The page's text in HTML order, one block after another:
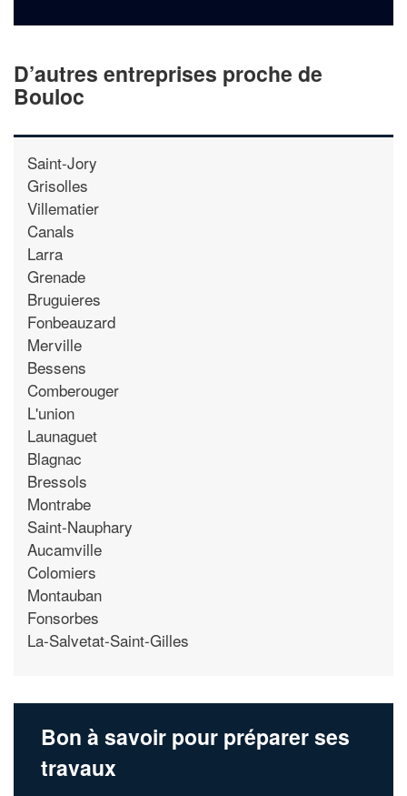
D’autres entreprises proche de
Bouloc
Saint-Jory
Grisolles
Villematier
Canals
Larra
Grenade
Bruguieres
Fonbeauzard
Merville
Bessens
Comberouger
L'union
Launaguet
Blagnac
Bressols
Montrabe
Saint-Nauphary
Aucamville
Colomiers
Montauban
Fonsorbes
La-Salvetat-Saint-Gilles
Bon à savoir pour préparer ses
travaux